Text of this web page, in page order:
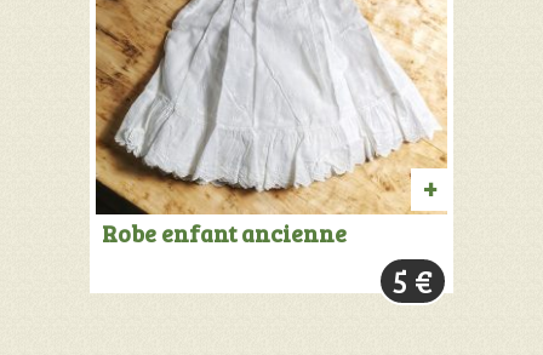
PANIER
Robe enfant ancienne
5 €